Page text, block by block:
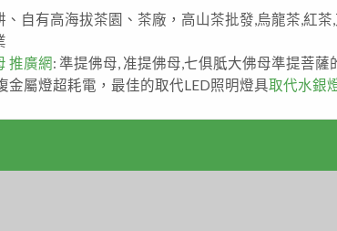
、自有高海拔茶園、茶廠，高山茶批發,烏龍茶,紅茶
推廣網: 準提佛母, 准提佛母,七俱胝大佛母準提菩薩
金屬燈超耗電，最佳的取代LED照明燈具取代水銀